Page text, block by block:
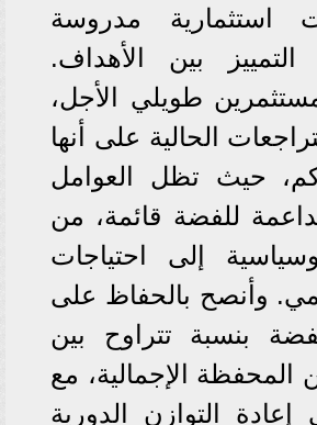
استثمارية مدروسة
بين الأهداف.
طويلي الأجل،
الحالية على أنها
حيث تظل العوامل
للفضة قائمة، من
إلى احتياجات
وأنصح بالحفاظ على
بنسبة تتراوح بين
من المحفظة الإجمالية، مع
إعادة التوازن الدورية